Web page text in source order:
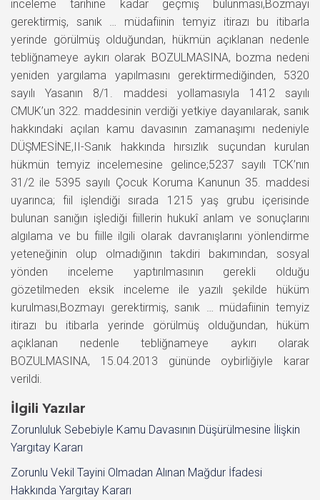
inceleme tarihine kadar geçmiş bulunması,Bozmayı
gerektirmiş, sanık … müdafiinin temyiz itirazı bu itibarla
yerinde görülmüş olduğundan, hükmün açıklanan nedenle
tebliğnameye aykırı olarak BOZULMASINA, bozma nedeni
yeniden yargılama yapılmasını gerektirmediğinden, 5320
sayılı Yasanın 8/1. maddesi yollamasıyla 1412 sayılı
CMUK’un 322. maddesinin verdiği yetkiye dayanılarak, sanık
hakkındaki açılan kamu davasının zamanaşımı nedeniyle
DÜŞMESİNE,II-Sanık hakkında hırsızlık suçundan kurulan
hükmün temyiz incelemesine gelince;5237 sayılı TCK’nın
31/2 ile 5395 sayılı Çocuk Koruma Kanunun 35. maddesi
uyarınca; fiil işlendiği sırada 12­15 yaş grubu içerisinde
bulunan sanığın işlediği fiillerin hukukî anlam ve sonuçlarını
algılama ve bu fiille ilgili olarak davranışlarını yönlendirme
yeteneğinin olup olmadığının takdiri bakımından, sosyal
yönden inceleme yaptırılmasının gerekli olduğu
gözetilmeden eksik inceleme ile yazılı şekilde hüküm
kurulması,Bozmayı gerektirmiş, sanık … müdafiinin temyiz
itirazı bu itibarla yerinde görülmüş olduğundan, hüküm
açıklanan nedenle tebliğnameye aykırı olarak
BOZULMASINA, 15.04.2013 gününde oybirliğiyle karar
verildi.
İlgili Yazılar
Zorunluluk Sebebiyle Kamu Davasının Düşürülmesine İlişkin
Yargıtay Kararı
Zorunlu Vekil Tayini Olmadan Alınan Mağdur İfadesi
Hakkında Yargıtay Kararı